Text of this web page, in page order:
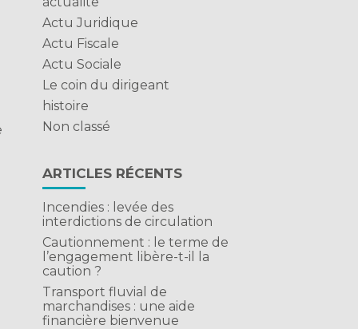
Actu Juridique
Actu Fiscale
Actu Sociale
Le coin du dirigeant
histoire
Non classé
ARTICLES RÉCENTS
Incendies : levée des
interdictions de circulation
Cautionnement : le terme de
l’engagement libère-t-il la
caution ?
Transport fluvial de
marchandises : une aide
financière bienvenue